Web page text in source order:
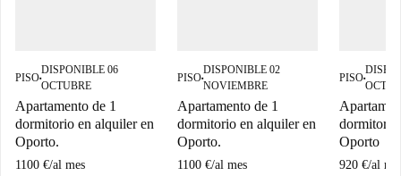
PISO■
DISPONIBLE 06
OCTUBRE
Apartamento de 1
dormitorio en alquiler en
Oporto.
1100 €/al mes
PISO■
DISPONIBLE 02
NOVIEMBRE
Apartamento de 1
dormitorio en alquiler en
Oporto.
1100 €/al mes
PISO■
dormitorio
Oporto
920 €/al